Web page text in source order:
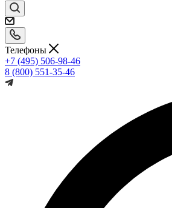
Телефоны
+7 (495) 506-98-46
8 (800) 551-35-46